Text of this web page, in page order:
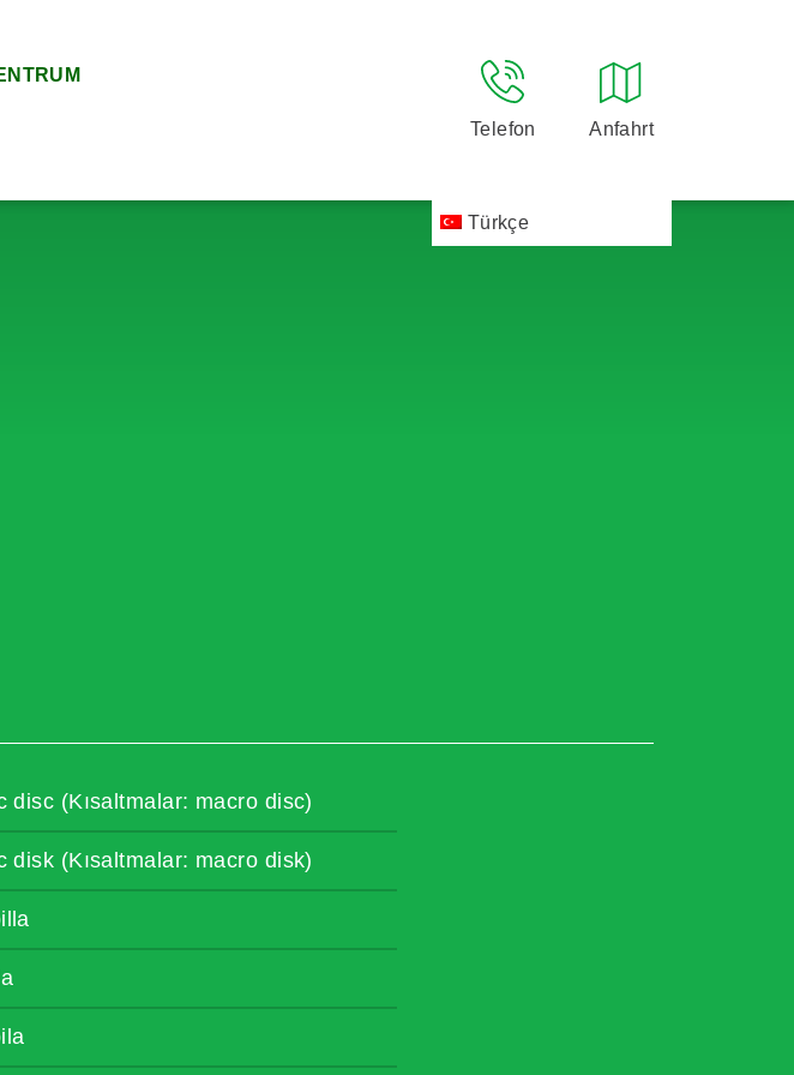
Telefon Anfahrt
Türkçe
disc (Kısaltmalar: macro disc)
disk (Kısaltmalar: macro disk)